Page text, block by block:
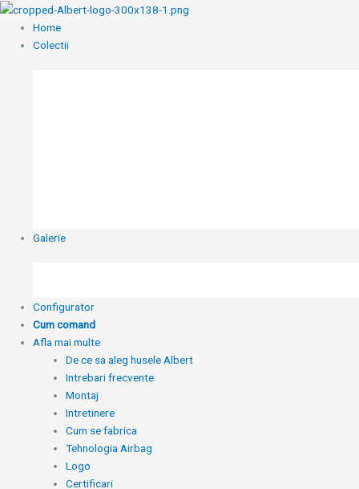
Skip
content
Home
Colectii
Galerie
Configurator
Cum comand
Afla mai multe
De ce sa aleg husele Albert
Intrebari frecvente
Montaj
Intretinere
Cum se fabrica
Tehnologia Airbag
Logo
Certificari